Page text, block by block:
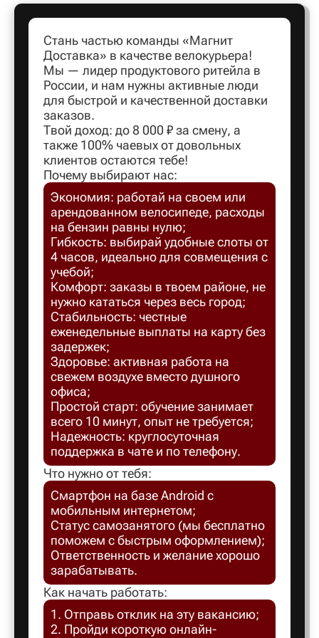
Ачинск
Белая
Стань частью команды «Магнит
Доставка» в качестве велокурьера!
Мы — лидер продуктового ритейла в
России, и нам нужны активные люди
для быстрой и качественной доставки
заказов.
Твой доход: до 8 000 ₽ за смену, а
также 100% чаевых от довольных
клиентов остаются тебе!
Почему выбирают нас:
Экономия: работай на своем или
арендованном велосипеде, расходы
на бензин равны нулю;
Гибкость: выбирай удобные слоты от
4 часов, идеально для совмещения с
учебой;
Комфорт: заказы в твоем районе, не
нужно кататься через весь город;
Стабильность: честные
еженедельные выплаты на карту без
задержек;
Здоровье: активная работа на
свежем воздухе вместо душного
офиса;
Простой старт: обучение занимает
всего 10 минут, опыт не требуется;
Надежность: круглосуточная
поддержка в чате и по телефону.
Что нужно от тебя:
Смартфон на базе Android с
мобильным интернетом;
Статус самозанятого (мы бесплатно
поможем с быстрым оформлением);
Ответственность и желание хорошо
зарабатывать.
Как начать работать:
1. Отправь отклик на эту вакансию;
2. Пройди короткую онлайн-